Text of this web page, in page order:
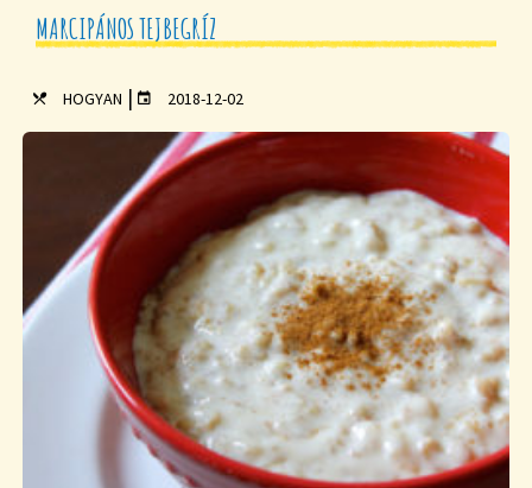
MARCIPÁNOS TEJBEGRÍZ
HOGYAN | 2018-12-02